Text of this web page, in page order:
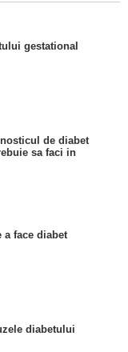
gestational
de diabet
sa faci in
a face diabet
diabetului